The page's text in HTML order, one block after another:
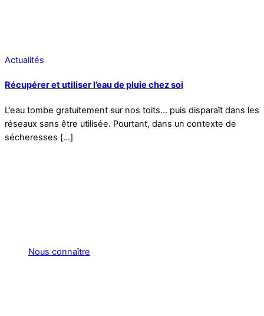
Actualités
Récupérer et utiliser l’eau de pluie chez soi
L’eau tombe gratuitement sur nos toits… puis disparaît dans les
réseaux sans être utilisée. Pourtant, dans un contexte de
sécheresses […]
Nous connaître